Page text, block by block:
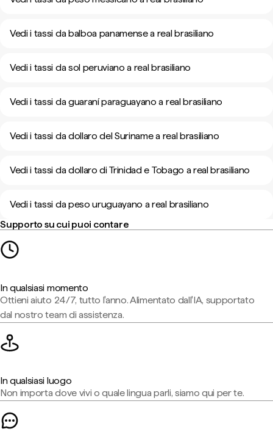
Vedi i tassi da balboa panamense a real brasiliano
Vedi i tassi da sol peruviano a real brasiliano
Vedi i tassi da guaraní paraguayano a real brasiliano
Vedi i tassi da dollaro del Suriname a real brasiliano
Vedi i tassi da dollaro di Trinidad e Tobago a real brasiliano
Vedi i tassi da peso uruguayano a real brasiliano
Supporto su cui puoi contare
In qualsiasi momento
Ottieni aiuto 24/7, tutto l'anno. Alimentato dall'IA, supportato
dal nostro team di assistenza.
In qualsiasi luogo
Non importa dove vivi o quale lingua parli, siamo qui per te.